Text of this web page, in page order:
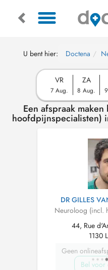
U bent hier: Doctena
VR
7 Aug.
ZA
8 Aug.
Een afspraak
hoofdpijnspecialisten)
DR GILLES
Neuroloog (incl.
44, Rue
1130
Geen
Bel voor